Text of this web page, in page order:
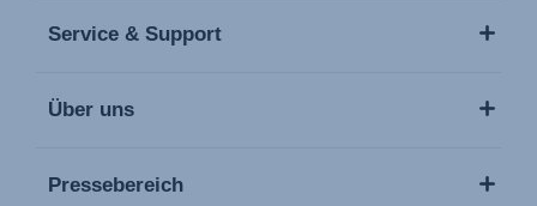
Service & Support
Über uns
Pressebereich